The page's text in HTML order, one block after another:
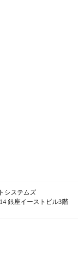
システムズ
銀座イーストビル3階